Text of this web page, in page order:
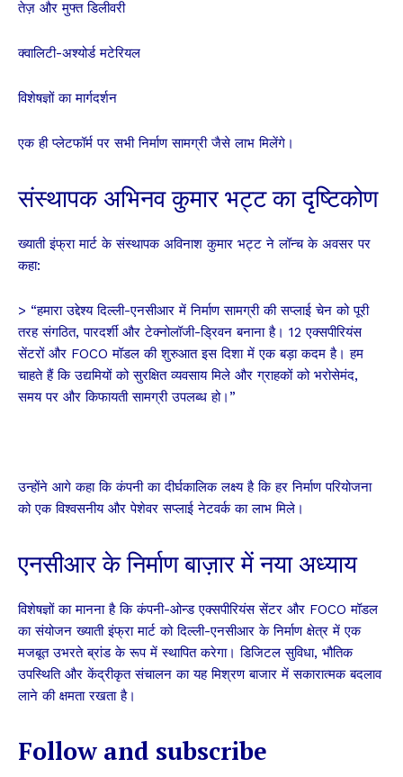
तेज़ और मुफ्त डिलीवरी
क्वालिटी-अश्योर्ड मटेरियल
विशेषज्ञों का मार्गदर्शन
एक ही प्लेटफॉर्म पर सभी निर्माण सामग्रीजैसे लाभ मिलेंगे।
संस्थापक अभिनव कुमार भट्ट का दृष्टिकोण
ख्याती इंफ्रा मार्ट के संस्थापक अविनाश कुमार भट्ट ने लॉन्च के अवसर पर
कहा:
> “हमारा उद्देश्य दिल्ली-एनसीआर में निर्माण सामग्री की सप्लाई चेन को पूरी
तरह संगठित, पारदर्शी और टेक्नोलॉजी-ड्रिवन बनाना है। 12 एक्सपीरियंस
सेंटरों और FOCO मॉडल की शुरुआत इस दिशा में एक बड़ा कदम है। हम
चाहते हैं कि उद्यमियों को सुरक्षित व्यवसाय मिले और ग्राहकों को भरोसेमंद,
समय पर और किफायती सामग्री उपलब्ध हो।”
उन्होंने आगे कहा कि कंपनी का दीर्घकालिक लक्ष्य है कि हर निर्माण परियोजना
को एक विश्वसनीय और पेशेवर सप्लाई नेटवर्क का लाभ मिले।
एनसीआर के निर्माण बाज़ार में नया अध्याय
विशेषज्ञों का मानना है कि कंपनी-ओन्ड एक्सपीरियंस सेंटर और FOCO मॉडल
का संयोजन ख्याती इंफ्रा मार्ट को दिल्ली-एनसीआर के निर्माण क्षेत्र में एक
मजबूत उभरते ब्रांड के रूप में स्थापित करेगा। डिजिटल सुविधा, भौतिक
उपस्थिति और केंद्रीकृत संचालन का यह मिश्रण बाजार में सकारात्मक बदलाव
लाने की क्षमता रखता है।
Follow and subscribe